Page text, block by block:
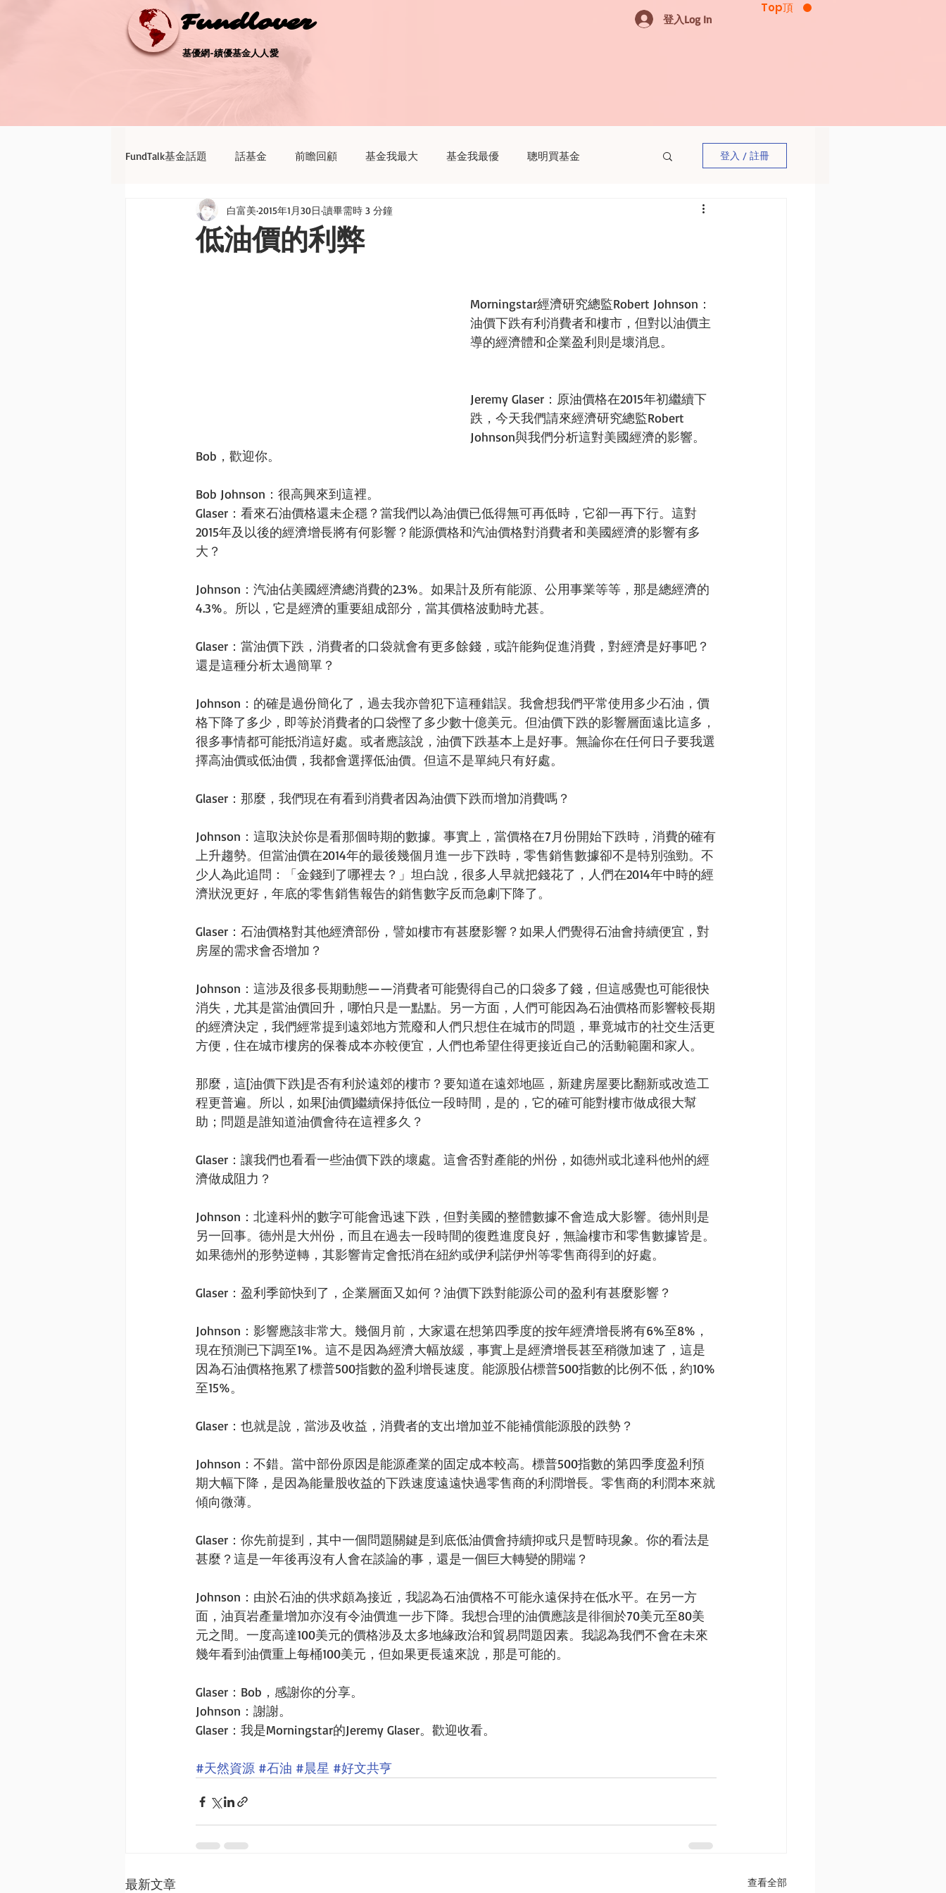
Fundlover
Fundlover
基優網-績優基金人人愛
基優網-績優基金人人愛
登入Log In
Top頂
FundTalk基金話題 話基金 前瞻回顧 基金我最大 基金我最優 聰明買基金
新聞點評 退休趣 聽基金
登入 / 註冊
低油價的利弊
白富美 2015年1月30日 讀畢需時 3 分鐘
Morningstar經濟研究總監Robert Johnson：
油價下跌有利消費者和樓市，但對以油價主
導的經濟體和企業盈利則是壞消息。
Jeremy Glaser：原油價格在2015年初繼續下
跌，今天我們請來經濟研究總監Robert
Johnson與我們分析這對美國經濟的影響。
Bob，歡迎你。
Bob Johnson：很高興來到這裡。
Glaser：看來石油價格還未企穩？當我們以為油價已低得無可再低時，它卻一再下行。這對
2015年及以後的經濟增長將有何影響？能源價格和汽油價格對消費者和美國經濟的影響有多
大？
Johnson：汽油佔美國經濟總消費的2.3%。如果計及所有能源、公用事業等等，那是總經濟的
4.3%。所以，它是經濟的重要組成部分，當其價格波動時尤甚。
Glaser：當油價下跌，消費者的口袋就會有更多餘錢，或許能夠促進消費，對經濟是好事吧？
還是這種分析太過簡單？
Johnson：的確是過份簡化了，過去我亦曾犯下這種錯誤。我會想我們平常使用多少石油，價
格下降了多少，即等於消費者的口袋慳了多少數十億美元。但油價下跌的影響層面遠比這多，
很多事情都可能抵消這好處。或者應該說，油價下跌基本上是好事。無論你在任何日子要我選
擇高油價或低油價，我都會選擇低油價。但這不是單純只有好處。
Glaser：那麼，我們現在有看到消費者因為油價下跌而增加消費嗎？
Johnson：這取決於你是看那個時期的數據。事實上，當價格在7月份開始下跌時，消費的確有
上升趨勢。但當油價在2014年的最後幾個月進一步下跌時，零售銷售數據卻不是特別強勁。不
少人為此追問：「金錢到了哪裡去？」坦白說，很多人早就把錢花了，人們在2014年中時的經
濟狀況更好，年底的零售銷售報告的銷售數字反而急劇下降了。
Glaser：石油價格對其他經濟部份，譬如樓市有甚麼影響？如果人們覺得石油會持續便宜，對
房屋的需求會否增加？
Johnson：這涉及很多長期動態——消費者可能覺得自己的口袋多了錢，但這感覺也可能很快
消失，尤其是當油價回升，哪怕只是一點點。另一方面，人們可能因為石油價格而影響較長期
的經濟決定，我們經常提到遠郊地方荒廢和人們只想住在城市的問題，畢竟城市的社交生活更
方便，住在城市樓房的保養成本亦較便宜，人們也希望住得更接近自己的活動範圍和家人。
那麼，這[油價下跌]是否有利於遠郊的樓市？要知道在遠郊地區，新建房屋要比翻新或改造工
程更普遍。所以，如果[油價]繼續保持低位一段時間，是的，它的確可能對樓市做成很大幫
助；問題是誰知道油價會待在這裡多久？
Glaser：讓我們也看看一些油價下跌的壞處。這會否對產能的州份，如德州或北達科他州的經
濟做成阻力？
Johnson：北達科州的數字可能會迅速下跌，但對美國的整體數據不會造成大影響。德州則是
另一回事。德州是大州份，而且在過去一段時間的復甦進度良好，無論樓市和零售數據皆是。
如果德州的形勢逆轉，其影響肯定會抵消在紐約或伊利諾伊州等零售商得到的好處。
Glaser：盈利季節快到了，企業層面又如何？油價下跌對能源公司的盈利有甚麼影響？
Johnson：影響應該非常大。幾個月前，大家還在想第四季度的按年經濟增長將有6%至8%，
現在預測已下調至1%。這不是因為經濟大幅放緩，事實上是經濟增長甚至稍微加速了，這是
因為石油價格拖累了標普500指數的盈利增長速度。能源股佔標普500指數的比例不低，約10%
至15%。
Glaser：也就是說，當涉及收益，消費者的支出增加並不能補償能源股的跌勢？
Johnson：不錯。當中部份原因是能源產業的固定成本較高。標普500指數的第四季度盈利預
期大幅下降，是因為能量股收益的下跌速度遠遠快過零售商的利潤增長。零售商的利潤本來就
傾向微薄。
Glaser：你先前提到，其中一個問題關鍵是到底低油價會持續抑或只是暫時現象。你的看法是
甚麼？這是一年後再沒有人會在談論的事，還是一個巨大轉變的開端？
Johnson：由於石油的供求頗為接近，我認為石油價格不可能永遠保持在低水平。在另一方
面，油頁岩產量增加亦沒有令油價進一步下降。我想合理的油價應該是徘徊於70美元至80美
元之間。一度高達100美元的價格涉及太多地緣政治和貿易問題因素。我認為我們不會在未來
幾年看到油價重上每桶100美元，但如果更長遠來說，那是可能的。
Glaser：Bob，感謝你的分享。
Johnson：謝謝。
Glaser：我是Morningstar的Jeremy Glaser。歡迎收看。
#天然資源 #石油 #晨星 #好文共亨
最新文章 查看全部